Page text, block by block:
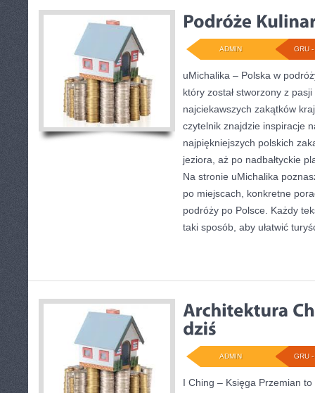
GRU
ADMIN
uMichalika – Polska w
który został stworzony z
najciekawszych zakątków
czytelnik znajdzie inspiracje
najpiękniejszych polskich
jeziora, aż po nadbałtyckie
Na stronie uMichalika
po miejscach, konkretne
podróży po Polsce. Każdy
taki sposób, aby ułatwić
GRU
ADMIN
I Ching – Księga Przemian